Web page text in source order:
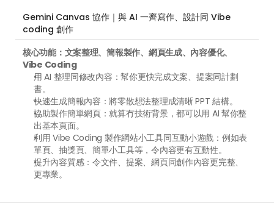
Gemini Canvas 協作｜與 AI 一齊寫作、設計同 Vibe
coding 創作
核心功能：文案整理、簡報製作、網頁生成、內容優化、
Vibe Coding
用 AI 整理同修改內容：幫你更快完成文案、提案同計劃
書。
快速生成簡報內容：將零散想法整理成清晰 PPT 結構。
協助製作簡單網頁：就算冇技術背景，都可以用 AI 幫你整
出基本頁面。
利用 Vibe Coding 製作網站小工具同互動小遊戲：例如表
單頁、抽獎頁、簡單小工具等，令內容更有互動性。
提升內容質感：令文件、提案、網頁同創作內容更完整、
更專業。